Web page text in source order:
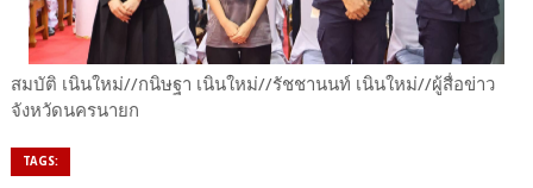
สมบัติ เนินใหม่//กนิษฐา เนินใหม่//รัชชานนท์ เนินใหม่//ผู้สื่อข่าว
จังหวัดนครนายก
TAGS: